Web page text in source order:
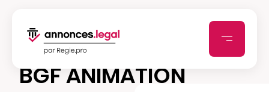
BGF ANIMATION